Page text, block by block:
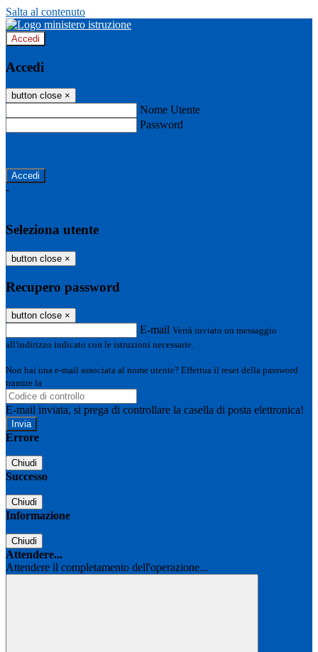
Salta al contenuto
Accedi
Accedi
button close ×
Nome Utente
Password
-
Seleziona utente
button close ×
Recupero password
button close ×
E-mail Verrà inviato un messaggio
all'indirizzo indicato con le istruzioni necessarie.
Non hai una e-mail associata al nome utente? Effettua il reset della password
tramite la
E-mail inviata, si prega di controllare la casella di posta elettronica!
Errore
Chiudi
Successo
Chiudi
Informazione
Chiudi
Attendere...
Attendere il completamento dell'operazione...